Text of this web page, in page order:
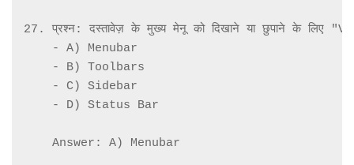
27. प्रश्न: दस्तावेज़ के मुख्य मेनू को दिखाने या छुपाने के लिए
    - A) Menubar
    - B) Toolbars
    - C) Sidebar
    - D) Status Bar
    Answer: A) Menubar